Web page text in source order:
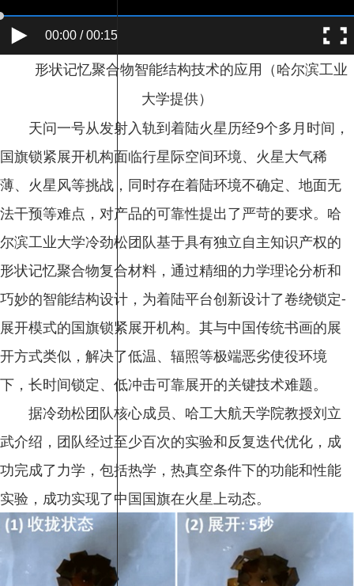
00:00 / 00:15
形状记忆聚合物智能结构技术的应用（哈尔滨工业
大学提供）
天问一号从发射入轨到着陆火星历经9个多月时间，
国旗锁紧展开机构面临行星际空间环境、火星大气稀
薄、火星风等挑战，同时存在着陆环境不确定、地面无
法干预等难点，对产品的可靠性提出了严苛的要求。哈
尔滨工业大学冷劲松团队基于具有独立自主知识产权的
形状记忆聚合物复合材料，通过精细的力学理论分析和
巧妙的智能结构设计，为着陆平台创新设计了卷绕锁定-
展开模式的国旗锁紧展开机构。其与中国传统书画的展
开方式类似，解决了低温、辐照等极端恶劣使役环境
下，长时间锁定、低冲击可靠展开的关键技术难题。
据冷劲松团队核心成员、哈工大航天学院教授刘立
武介绍，团队经过至少百次的实验和反复迭代优化，成
功完成了力学，包括热学，热真空条件下的功能和性能
实验，成功实现了中国国旗在火星上动态。